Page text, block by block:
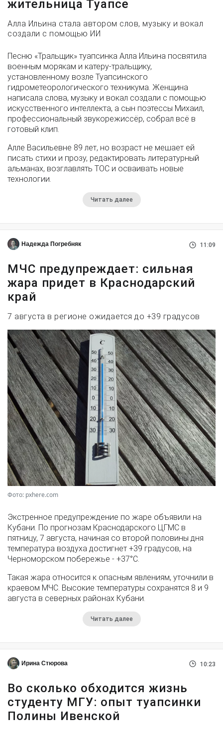
жительница Туапсе
Алла Ильина стала автором слов, музыку и вокал
создали с помощью ИИ
Песню «Тральщик» туапсинка Алла Ильина посвятила
военным морякам и катеру-тральщику,
установленному возле Туапсинского
гидрометеорологического техникума. Женщина
написала слова, музыку и вокал создали с помощью
искусственного интеллекта, а сын поэтессы Михаил,
профессиональный звукорежиссёр, собрал всё в
готовый клип.
Алле Васильевне 89 лет, но возраст не мешает ей
писать стихи и прозу, редактировать литературный
альманах, возглавлять ТОС и осваивать новые
технологии.
Читать далее
Надежда Погребняк 11:09
МЧС предупреждает: сильная
жара придет в Краснодарский
край
7 августа в регионе ожидается до +39 градусов
Фото: pxhere.com
Экстренное предупреждение по жаре объявили на
Кубани. По прогнозам Краснодарского ЦГМС в
пятницу, 7 августа, начиная со второй половины дня
температура воздуха достигнет +39 градусов, на
Черноморском побережье - +37°­С.
Такая жара относится к опасным явлениям, уточнили в
краевом МЧС. Высокие температуры сохранятся 8 и 9
августа в северных районах Кубани.
Читать далее
Ирина Стюрова 10:23
Во сколько обходится жизнь
студенту МГУ: опыт туапсинки
Полины Ивенской